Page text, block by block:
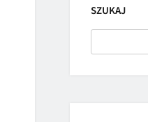
SZUKAJ